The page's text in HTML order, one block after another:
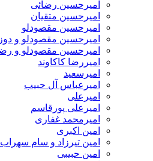
امیرحسین رضائی
امیرحسین متقیان
امیرحسین مقصودلو
امیرحسین مقصودلو و دوزخ
امیرحسین مقصودلو و رضا پیشرو
امیررضا کاکاوند
امیرسعید
امیرعباس آل حبیب
امیرعلی
امیرعلی پورقاسم
امیرمحمد غفاری
امین اکبری
امین تیرزاد و سام سهراب
امین حبیبی